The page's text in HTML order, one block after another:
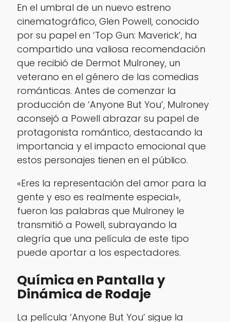
En el umbral de un nuevo estreno
cinematográfico, Glen Powell, conocido
por su papel en ‘Top Gun: Maverick’, ha
compartido una valiosa recomendación
que recibió de Dermot Mulroney, un
veterano en el género de las comedias
románticas. Antes de comenzar la
producción de ‘Anyone But You’, Mulroney
aconsejó a Powell abrazar su papel de
protagonista romántico, destacando la
importancia y el impacto emocional que
estos personajes tienen en el público.
«Eres la representación del amor para la
gente y eso es realmente especial»,
fueron las palabras que Mulroney le
transmitió a Powell, subrayando la
alegría que una película de este tipo
puede aportar a los espectadores.
Química en Pantalla y
Dinámica de Rodaje
La película ‘Anyone But You’ sigue la